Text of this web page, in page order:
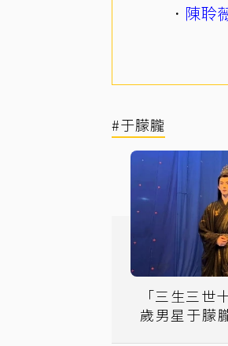
陳聆
#于朦朧
「三生三世
歲男星于朦